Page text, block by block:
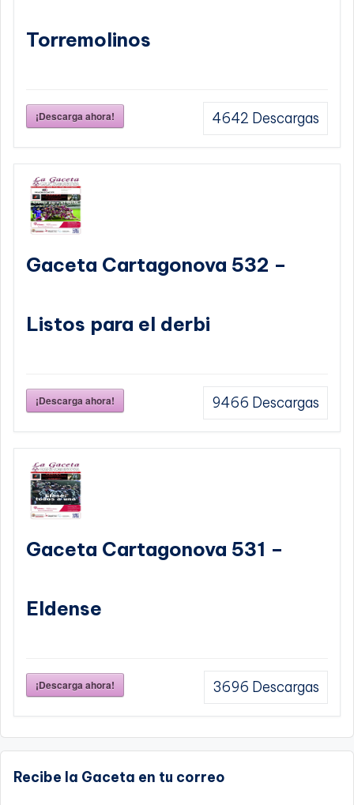
Torremolinos
¡Descarga ahora! 4642 Descargas
Gaceta Cartagonova 532 –
Listos para el derbi
¡Descarga ahora! 9466 Descargas
Gaceta Cartagonova 531 –
Eldense
¡Descarga ahora! 3696 Descargas
Recibe la Gaceta en tu correo